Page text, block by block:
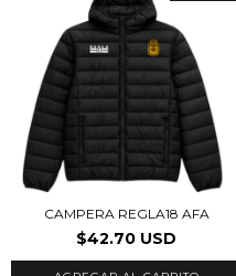
CAMPERA REGLA18 AFA
$42.70 USD